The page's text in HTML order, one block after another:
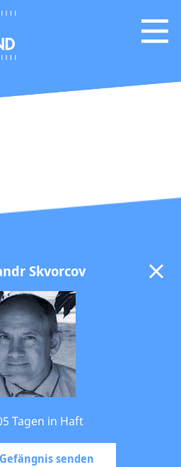
Skvorcov
Tagen in Haft
senden